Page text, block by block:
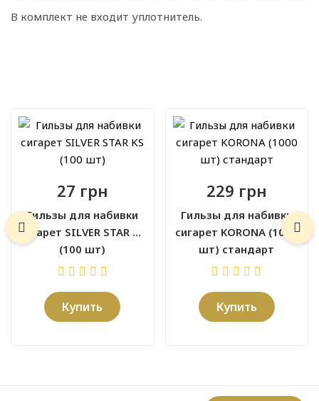
В комплект не входит уплотнитель.
27 грн
Гильзы для набивки
сигарет SILVER STAR KS
(100 шт)
Купить
229 грн
Гильзы для набивки
сигарет KORONA (1000
шт) стандарт
Купить